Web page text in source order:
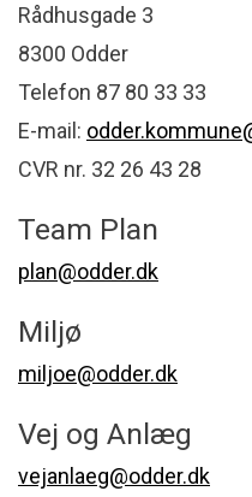
Rådhusgade 3
8300 Odder
Telefon 87 80 33 33
E-mail:
CVR nr. 32 26 43 28
Team Plan
plan@odder.dk
Miljø
miljoe@odder.dk
Vej og Anlæg
vejanlaeg@odder.dk